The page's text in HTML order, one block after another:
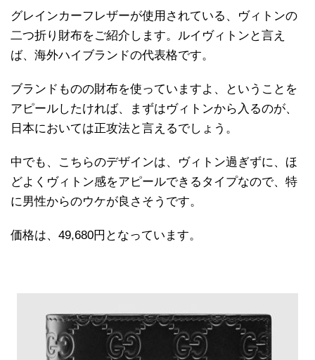
グレインカーフレザーが使用されている、ヴィトンの
二つ折り財布をご紹介します。ルイヴィトンと言え
ば、海外ハイブランドの代表格です。
ブランドものの財布を使っていますよ、ということを
アピールしたければ、まずはヴィトンから入るのが、
日本においては正攻法と言えるでしょう。
中でも、こちらのデザインは、ヴィトン過ぎずに、ほ
どよくヴィトン感をアピールできるタイプなので、特
に男性からのウケが良さそうです。
価格は、49,680円となっています。